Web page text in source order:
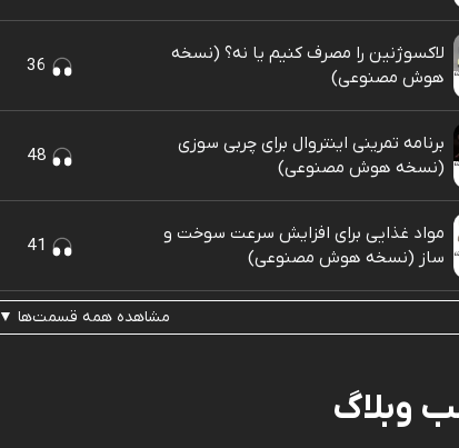
لاکسوژنین را مصرف کنیم یا نه؟ (نسخه
هوش مصنوعی)
برنامه تمرینی اینتروال برای چربی سوزی
(نسخه هوش مصنوعی)
مواد غذایی برای افزایش سرعت سوخت و
ساز (نسخه هوش مصنوعی)
مشاهده همه قسمت‌ها ▼
وبلاگ